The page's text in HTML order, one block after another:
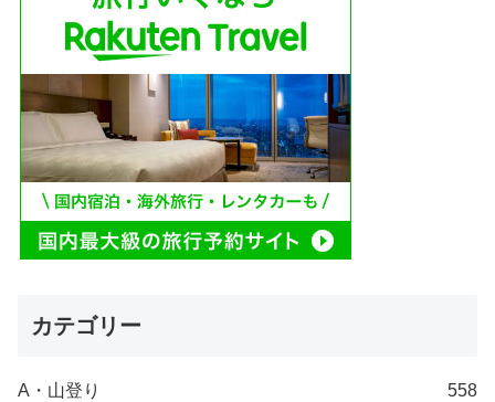
カテゴリー
A・山登り
558